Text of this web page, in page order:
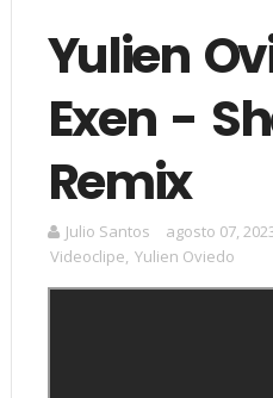
Yulien
Exen -
Remix
Julio Santos agosto 07,
Videoclipe, Yulien Oviedo